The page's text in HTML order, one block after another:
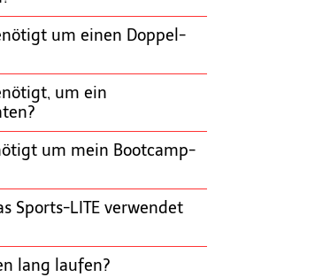
um einen Doppel-
um ein
um mein Bootcamp-
Sports-LITE verwendet
lang laufen?